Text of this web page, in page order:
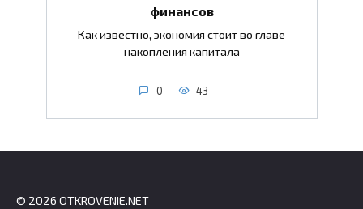
финансов
Как известно, экономия стоит во главе
накопления капитала
0 43
© 2026 OTKROVENIE.NET